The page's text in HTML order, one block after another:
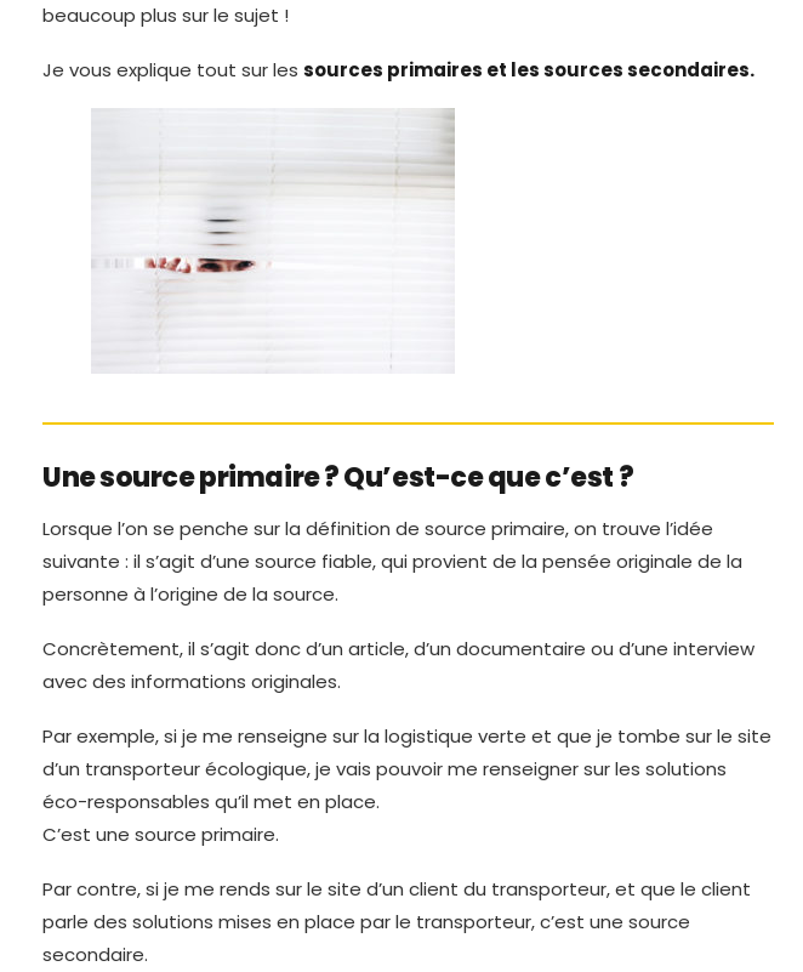
beaucoup plus sur le sujet !
Je vous explique tout sur les sources primaires et les sources secondaires.
Une source primaire ? Qu’est-ce que c’est ?
Lorsque l’on se penche sur la définition de source primaire, on trouve l’idée
suivante : il s’agit d’une source fiable, qui provient de la pensée originale de la
personne à l’origine de la source.
Concrètement, il s’agit donc d’un article, d’un documentaire ou d’une interview
avec des informations originales.
Par exemple, si je me renseigne sur la logistique verte et que je tombe sur le site
d’un transporteur écologique, je vais pouvoir me renseigner sur les solutions
éco-responsables qu’il met en place.
C’est une source primaire.
Par contre, si je me rends sur le site d’un client du transporteur, et que le client
parle des solutions mises en place par le transporteur, c’est une source
secondaire.